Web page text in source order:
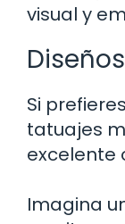
visual y
Si
tatuajes
excelente
Imagina